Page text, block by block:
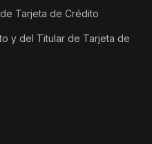
Tarjeta de Crédito
y del Titular de Tarjeta de